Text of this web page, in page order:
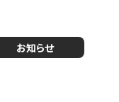
お知らせ